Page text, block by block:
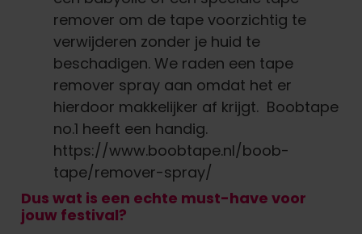
remover om de tape voorzichtig te
verwijderen zonder je huid te
beschadigen. We raden een tape
remover spray aan omdat het er
hierdoor makkelijker af krijgt. Boobtape
no.1 heeft een handig.
https://www.boobtape.nl/boob-
tape/remover-spray/
Dus wat is een echte must-have voor
jouw festival?